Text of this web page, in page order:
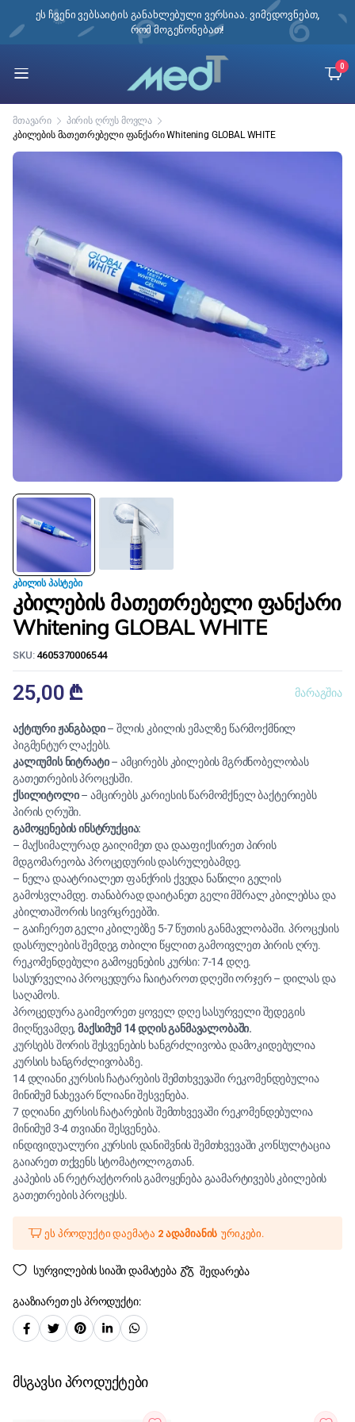
ეს ჩვენი ვებსაიტის განახლებული ვერსიაა. ვიმედოვნებთ,
რომ მოგეწონებათ!
0
მთავარი
პირის ღრუს მოვლა
კბილების მათეთრებელი ფანქარი Whitening GLOBAL WHITE
ᲙᲑᲘᲚᲘᲡ ᲞᲐᲡᲢᲔᲑᲘ
კბილების მათეთრებელი ფანქარი
Whitening GLOBAL WHITE
SKU: 4605370006544
25,00 ₾ მარაგშია
აქტიური ჟანგბადი– შლის კბილის ემალზე წარმოქმნილ
პიგმენტურ ლაქებს.
კალიუმის ნიტრატი– ამცირებს კბილების მგრძნობელობას
გათეთრების პროცესში.
ქსილიტოლი– ამცირებს კარიესის წარმომქნელ ბაქტერიებს
პირის ღრუში.
გამოყენების ინსტრუქცია:
– მაქსიმალურად გაიღიმეთ და დააფიქსირეთ პირის
მდგომარეობა პროცედურის დასრულებამდე.
– ნელა დაატრიალეთ ფანქრის ქვედა ნაწილი გელის
გამოსვლამდე. თანაბრად დაიტანეთ გელი მშრალ კბილებსა და
კბილთაშორის სივრცრეებში.
– გაიჩერეთ გელი კბილებზე 5-7 წუთის განმავლობაში. პროცესის
დასრულების შემდეგ თბილი წყლით გამოივლეთ პირის ღრუ.
რეკომენდებული გამოყენების კურსი: 7-14 დღე.
სასურველია პროცედურა ჩაიტაროთ დღეში ორჯერ – დილას და
საღამოს.
პროცედურა გაიმეორეთ ყოველ დღე სასურველი შედეგის
მიღწევამდე,მაქსიმუმ 14 დღის განმავალობაში.
კურსებს შორის შესვენების ხანგრძლივობა დამოკიდებულია
კურსის ხანგრძლივობაზე.
14 დღიანი კურსის ჩატარების შემთხვევაში რეკომენდებულია
მინიმუმ ნახევარ წლიანი შესვენება.
7 დღიანი კურსის ჩატარების შემთხვევაში რეკომენდებულია
მინიმუმ 3-4 თვიანი შესვენება.
ინდივიდუალური კურსის დანიშვნის შემთხვევაში კონსულტაცია
გაიარეთ თქვენს სტომატოლოგთან.
კაპების ან რეტრაქტორის გამოყენება გაამარტივებს კბილების
გათეთრების პროცესს.
ეს პროდუქტი დაემატა 2 ადამიანის ურიკები.
სურვილების სიაში დამატება შედარება
გააზიარეთ ეს პროდუქტი:
მსგავსი პროდუქტები